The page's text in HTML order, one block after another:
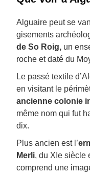
Alguaire peut se
gisements
de So Roig, un
roche et daté du
Le passé textile
en visitant le
ancienne colonie
même nom qui fut
dix.
Plus ancien est l’
Merli, du XIe siècle
comprend une